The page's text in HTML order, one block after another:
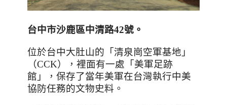
台中市沙鹿區中清路42號。
位於台中大肚山的「清泉崗空軍基地」
（CCK），裡面有一處「美軍足跡
館」，保存了當年美軍在台灣執行中美
協防任務的文物史料。